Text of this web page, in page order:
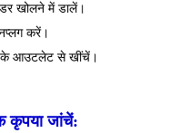
खोलने में डालें।
करें।
के आउटलेट से खींचें।
कृपया जांचें: